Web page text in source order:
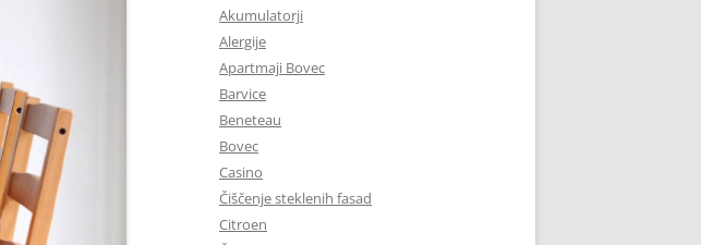
Akumulatorji
Alergije
Apartmaji Bovec
Barvice
Beneteau
Bovec
Casino
Čiščenje steklenih fasad
Citroen